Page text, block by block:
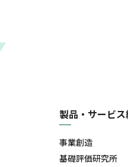
製品・サービ
事業創造
基礎評価研究所